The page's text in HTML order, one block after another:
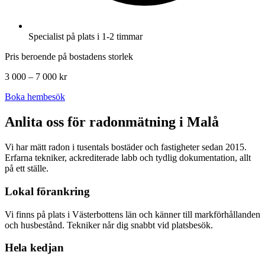
Specialist på plats i 1-2 timmar
Pris beroende på bostadens storlek
3 000 – 7 000 kr
Boka hembesök
Anlita oss för radonmätning i Malå
Vi har mätt radon i tusentals bostäder och fastigheter sedan 2015.
Erfarna tekniker, ackrediterade labb och tydlig dokumentation, allt
på ett ställe.
Lokal förankring
Vi finns på plats i Västerbottens län och känner till markförhållanden
och husbestånd. Tekniker når dig snabbt vid platsbesök.
Hela kedjan